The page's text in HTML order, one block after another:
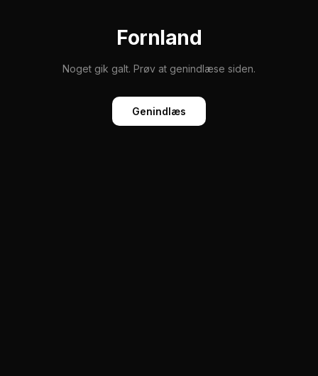
Fornland
Noget gik galt. Prøv at genindlæse siden.
Genindlæs